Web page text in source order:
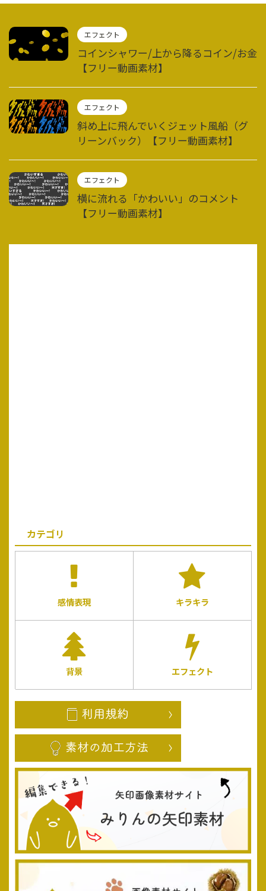
エフェクト
コインシャワー/上から降るコイン/お金
【フリー動画素材】
エフェクト
斜め上に飛んでいくジェット風船（グ
リーンバック）【フリー動画素材】
エフェクト
横に流れる「かわいい」のコメント
【フリー動画素材】
カテゴリ
感情表現 キラキラ
背景 エフェクト